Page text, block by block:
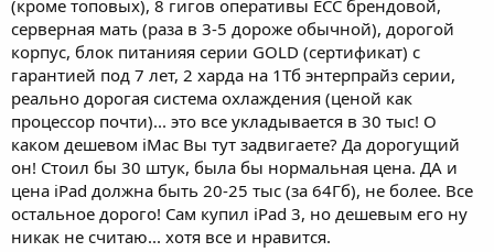
(кроме топовых), 8 гигов оперативы ECC брендовой,
серверная мать (раза в 3-5 дороже обычной), дорогой
корпус, блок питанияя серии GOLD (сертификат) с
гарантией под 7 лет, 2 харда на 1Тб энтерпрайз серии,
реально дорогая система охлаждения (ценой как
процессор почти)... это все укладывается в 30 тыс! О
каком дешевом iMac Вы тут задвигаете? Да дорогущий
он! Стоил бы 30 штук, была бы нормальная цена. ДА и
цена iPad должна быть 20-25 тыс (за 64Гб), не более. Все
остальное дорого! Сам купил iPad 3, но дешевым его ну
никак не считаю... хотя все и нравится.